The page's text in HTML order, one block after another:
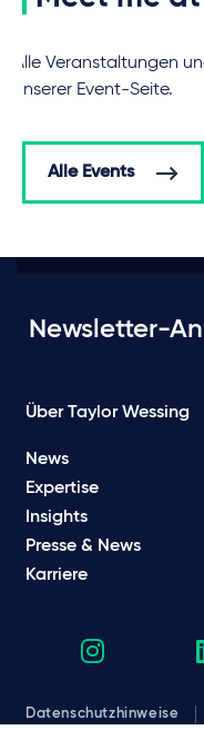
Alle Veranstaltungen
unserer Event-Seite.
Alle Events
Newsletter-
Über Taylor Wessing
News
Expertise
Insights
Presse & News
Karriere
Datenschutzhinweise